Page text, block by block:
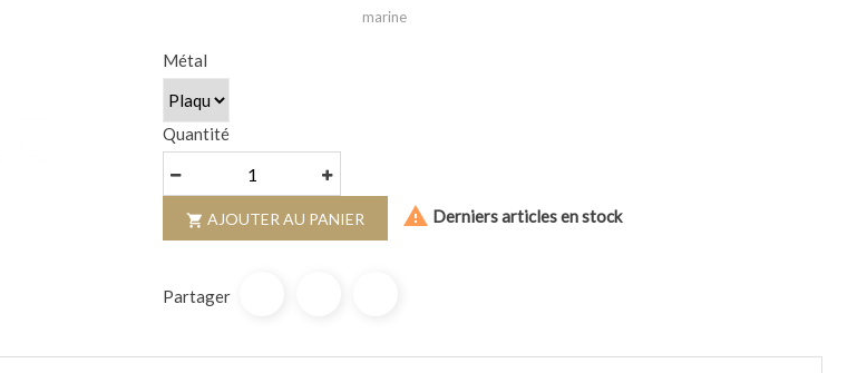
marine
Métal
Quantité
 AJOUTER AU PANIER  Derniers articles en stock
Partager